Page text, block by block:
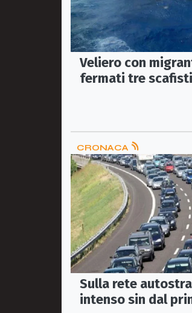
Veliero con
fermati tre scafisti
CRONACA
Sulla rete
intenso sin dal